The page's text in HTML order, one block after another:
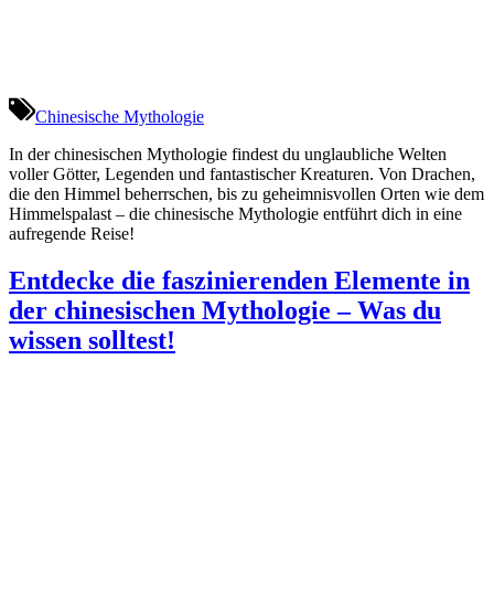
Chinesische Mythologie
In der chinesischen Mythologie findest du unglaubliche Welten
voller Götter, Legenden und fantastischer Kreaturen. Von Drachen,
die den Himmel beherrschen, bis zu geheimnisvollen Orten wie dem
Himmelspalast – die chinesische Mythologie entführt dich in eine
aufregende Reise!
Entdecke die faszinierenden Elemente in
der chinesischen Mythologie – Was du
wissen solltest!